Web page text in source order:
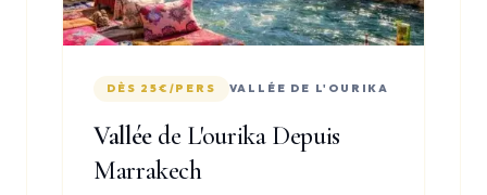
DÈS 25€/PERS VALLÉE DE L'OURIKA
Valléede L'ourika Depuis
Marrakech